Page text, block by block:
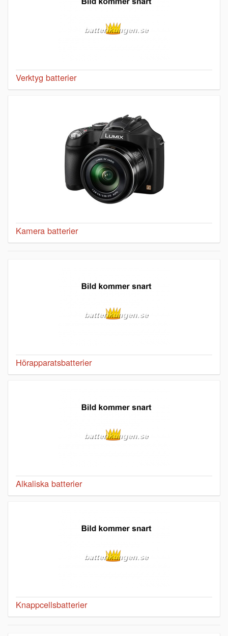
Verktyg batterier
Kamera batterier
Hörapparatsbatterier
Alkaliska batterier
Knappcellsbatterier